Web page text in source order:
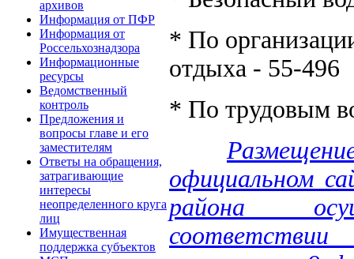
архивов
Информация от ПФР
Информация от
Россельхознадзора
Информационные
ресурсы
Ведомственный
контроль
Предложения и
вопросы главе и его
заместителям
Ответы на обращения,
затрагивающие
интересы
неопределенного круга
лиц
Имущественная
поддержка субъектов
* По
отдыха - 55-496
* По трудовым
официальном
района